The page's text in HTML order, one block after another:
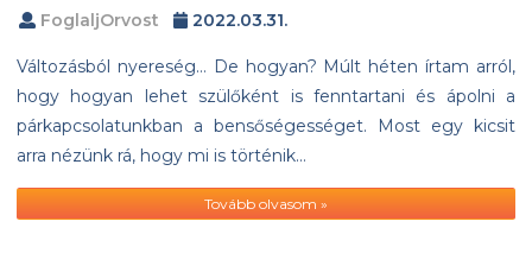
FoglaljOrvost 2022.03.31.
Változásból nyereség… De hogyan? Múlt héten írtam arról,
hogy hogyan lehet szülőként is fenntartani és ápolni a
párkapcsolatunkban a bensőségességet. Most egy kicsit
arra nézünk rá, hogy mi is történik…
Tovább olvasom »